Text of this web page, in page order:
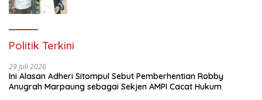
Politik Terkini
29 Juli 2026
Ini Alasan Adheri Sitompul Sebut Pemberhentian Robby
Anugrah Marpaung sebagai Sekjen AMPI Cacat Hukum